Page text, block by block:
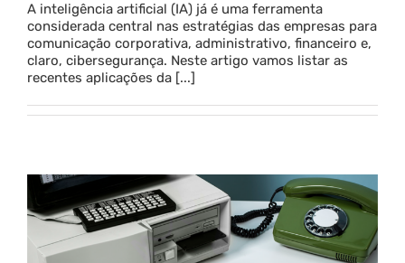
A inteligência artificial (IA) já é uma ferramenta
considerada central nas estratégias das empresas para
comunicação corporativa, administrativo, financeiro e,
claro, cibersegurança. Neste artigo vamos listar as
recentes aplicações da [...]